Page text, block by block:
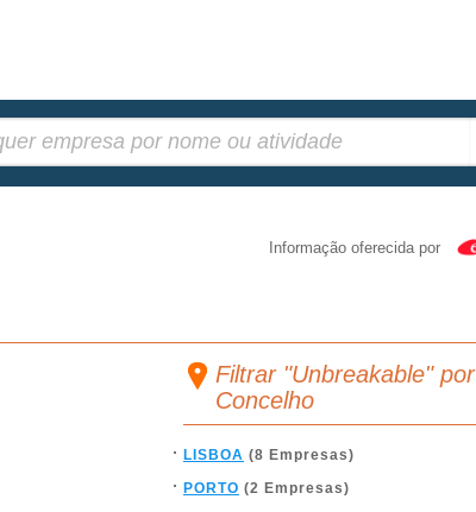
Informação oferecida por
Filtrar "Unbreakable" por
Concelho
LISBOA (8 Empresas)
PORTO (2 Empresas)